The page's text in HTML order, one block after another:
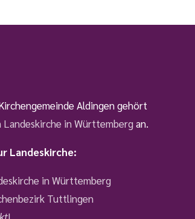
Aldingen gehört
Landeskirche in Württemberg an.
Landeskirche:
in Württemberg
Tuttlingen